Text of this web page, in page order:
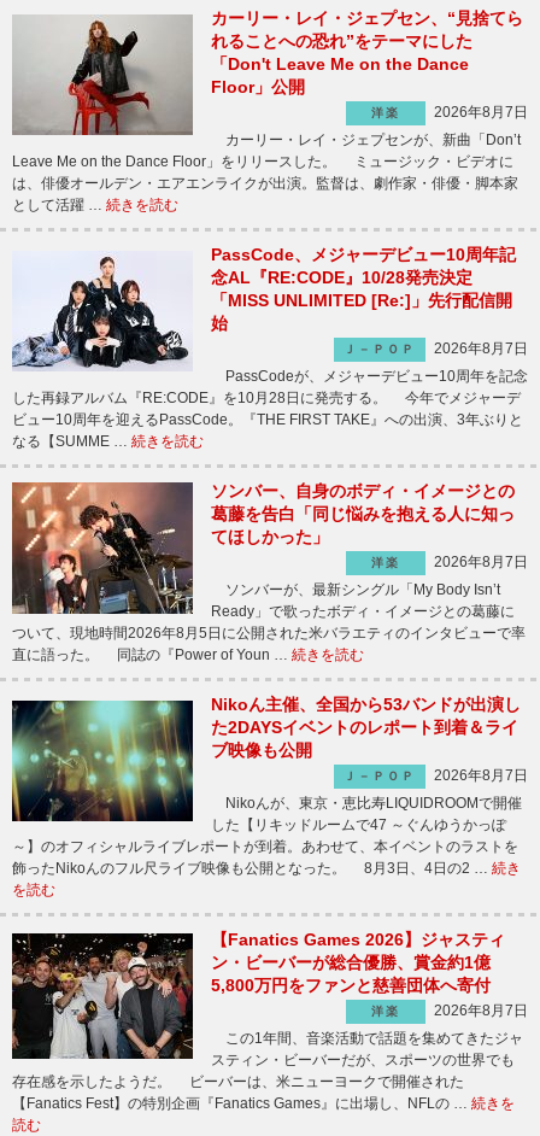
カーリー・レイ・ジェプセン、“見捨てら
れることへの恐れ”をテーマにした
「Don't Leave Me on the Dance
Floor」公開
洋楽
2026年8月7日
カーリー・レイ・ジェプセンが、新曲「Don’t
Leave Me on the Dance Floor」をリリースした。 ミュージック・ビデオに
は、俳優オールデン・エアエンライクが出演。監督は、劇作家・俳優・脚本家
として活躍 … 続きを読む
PassCode、メジャーデビュー10周年記
念AL『RE:CODE』10/28発売決定
「MISS UNLIMITED [Re:]」先行配信開
始
Ｊ－ＰＯＰ
2026年8月7日
PassCodeが、メジャーデビュー10周年を記念
した再録アルバム『RE:CODE』を10月28日に発売する。 今年でメジャーデ
ビュー10周年を迎えるPassCode。『THE FIRST TAKE』への出演、3年ぶりと
なる【SUMME … 続きを読む
ソンバー、自身のボディ・イメージとの
葛藤を告白「同じ悩みを抱える人に知っ
てほしかった」
洋楽
2026年8月7日
ソンバーが、最新シングル「My Body Isn’t
Ready」で歌ったボディ・イメージとの葛藤に
ついて、現地時間2026年8月5日に公開された米バラエティのインタビューで率
直に語った。 同誌の『Power of Youn … 続きを読む
Nikoん主催、全国から53バンドが出演し
た2DAYSイベントのレポート到着＆ライ
ブ映像も公開
Ｊ－ＰＯＰ
2026年8月7日
Nikoんが、東京・恵比寿LIQUIDROOMで開催
した【リキッドルームで47 ～ぐんゆうかっぽ
～】のオフィシャルライブレポートが到着。あわせて、本イベントのラストを
飾ったNikoんのフル尺ライブ映像も公開となった。 8月3日、4日の2 … 続き
を読む
【Fanatics Games 2026】ジャスティ
ン・ビーバーが総合優勝、賞金約1億
5,800万円をファンと慈善団体へ寄付
洋楽
2026年8月7日
この1年間、音楽活動で話題を集めてきたジャ
スティン・ビーバーだが、スポーツの世界でも
存在感を示したようだ。 ビーバーは、米ニューヨークで開催された
【Fanatics Fest】の特別企画『Fanatics Games』に出場し、NFLの … 続きを
読む